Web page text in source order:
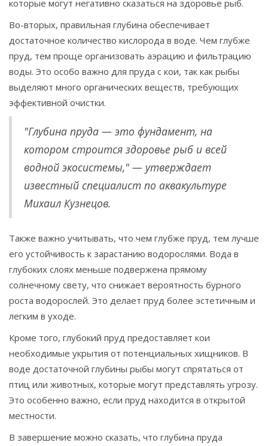
которые могут негативно сказаться на здоровье рыб.
Во-вторых, правильная глубина обеспечивает
достаточное количество кислорода в воде. Чем глубже
пруд, тем проще организовать аэрацию и фильтрацию
воды. Это особо важно для пруда с кои, так как рыбы
выделяют много органических веществ, требующих
эффективной очистки.
"Глубина пруда — это фундамент, на
котором строится здоровье рыб и всей
водной экосистемы," — утверждает
известный специалист по аквакультуре
Михаил Кузнецов.
Также важно учитывать, что чем глубже пруд, тем лучше
его устойчивость к зарастанию водорослями. Вода в
глубоких слоях меньше подвержена прямому
солнечному свету, что снижает вероятность бурного
роста водорослей. Это делает пруд более эстетичным и
легким в уходе.
Кроме того, глубокий пруд предоставляет кои
необходимые укрытия от потенциальных хищников. В
воде достаточной глубины рыбы могут спрятаться от
птиц или животных, которые могут представлять угрозу.
Это особенно важно, если пруд находится в открытой
местности.
В завершение можно сказать, что глубина пруда